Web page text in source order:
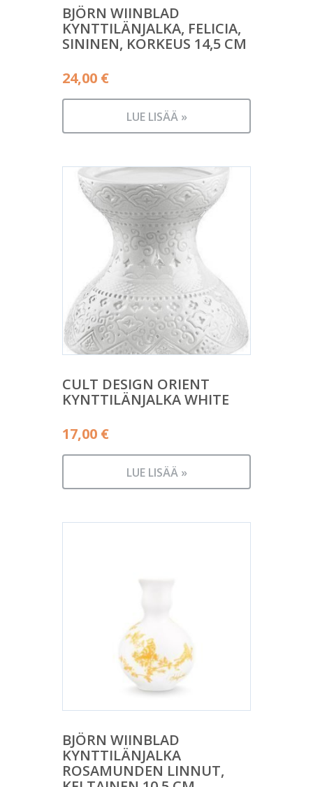
BJÖRN WIINBLAD
KYNTTILÄNJALKA, FELICIA,
SININEN, KORKEUS 14,5 CM
24,00 €
LUE LISÄÄ »
CULT DESIGN ORIENT
KYNTTILÄNJALKA WHITE
17,00 €
LUE LISÄÄ »
BJÖRN WIINBLAD
KYNTTILÄNJALKA
ROSAMUNDEN LINNUT,